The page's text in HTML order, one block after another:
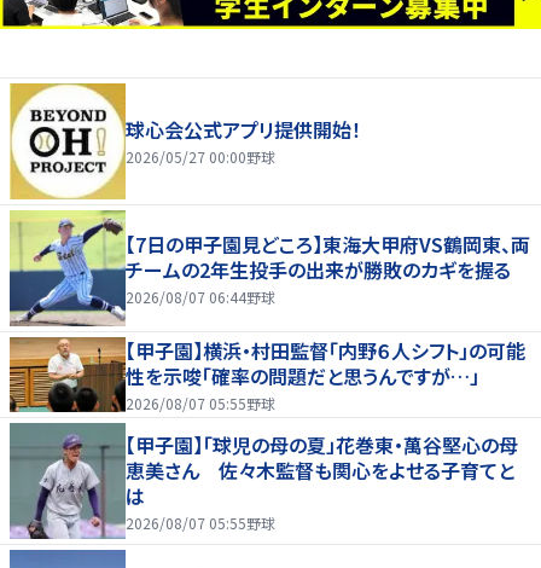
球心会公式アプリ提供開始！
2026/05/27 00:00野球
【7日の甲子園見どころ】東海大甲府VS鶴岡東、両
チームの2年生投手の出来が勝敗のカギを握る
2026/08/07 06:44野球
【甲子園】横浜・村田監督「内野６人シフト」の可能
性を示唆「確率の問題だと思うんですが…」
2026/08/07 05:55野球
【甲子園】「球児の母の夏」花巻東・萬谷堅心の母
恵美さん 佐々木監督も関心をよせる子育てと
は
2026/08/07 05:55野球